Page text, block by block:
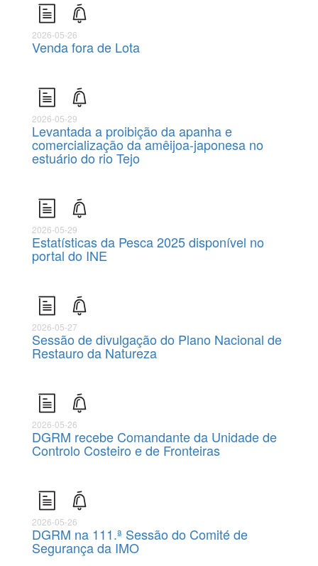
2026-05-26
Venda fora de Lota
2026-05-29
Levantada a proibição da apanha e
comercialização da amêijoa-japonesa no
estuário do rio Tejo
2026-05-29
Estatísticas da Pesca 2025 disponível no
portal do INE
2026-05-27
Sessão de divulgação do Plano Nacional de
Restauro da Natureza
2026-05-26
DGRM recebe Comandante da Unidade de
Controlo Costeiro e de Fronteiras
2026-05-26
DGRM na 111.ª Sessão do Comité de
Segurança da IMO